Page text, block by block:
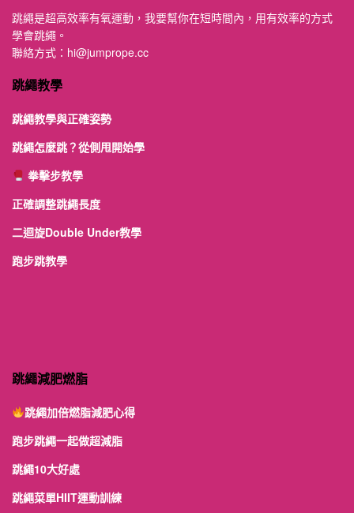
跳繩是超高效率有氧運動，我要幫你在短時間內，用有效率的方式
學會跳繩。
聯絡方式： hi@jumprope.cc
跳繩教學
跳繩教學與正確姿勢
跳繩怎麼跳？從側甩開始學
拳擊步教學
正確調整跳繩長度
二迴旋Double Under教學
跑步跳教學
跳繩減肥燃脂
跳繩加倍燃脂減肥心得
跑步跳繩一起做超減脂
跳繩10大好處
跳繩菜單HIIT運動訓練